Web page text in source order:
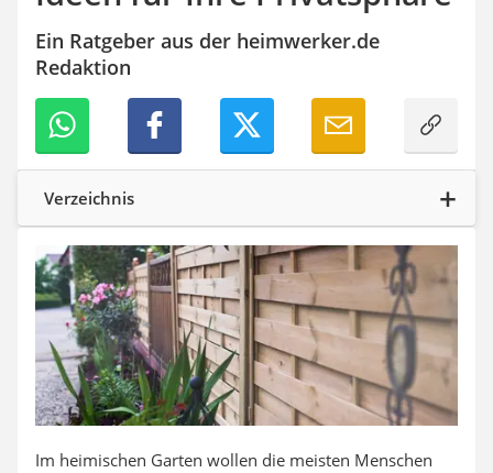
Pavillon
Sichtschutzstreifen
Akku-Laubbläser
Koifutter
Kassettenmarkise
Bosch-Heckenschere
Stihl-Laubbläser
Minidumper
Ein Ratgeber aus der heimwerker.de
Redaktion
Verzeichnis
Im heimischen Garten wollen die meisten Menschen